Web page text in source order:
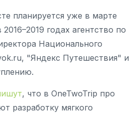
планируется уже в марте
годах агентство по
Национального
"Яндекс Путешествия" и
, что в OneTwoTrip про
разработку мягкого